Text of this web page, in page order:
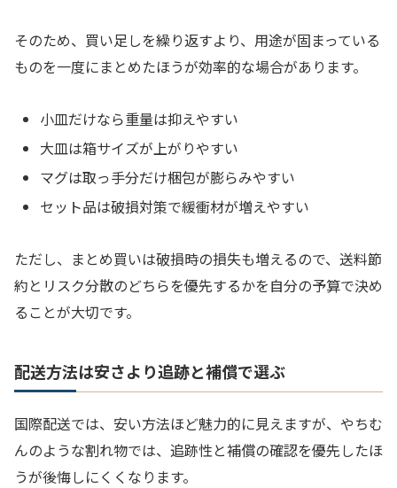
そのため、買い足しを繰り返すより、用途が固まっている
ものを一度にまとめたほうが効率的な場合があります。
小皿だけなら重量は抑えやすい
大皿は箱サイズが上がりやすい
マグは取っ手分だけ梱包が膨らみやすい
セット品は破損対策で緩衝材が増えやすい
ただし、まとめ買いは破損時の損失も増えるので、送料節
約とリスク分散のどちらを優先するかを自分の予算で決め
ることが大切です。
配送方法は安さより追跡と補償で選ぶ
国際配送では、安い方法ほど魅力的に見えますが、やちむ
んのような割れ物では、追跡性と補償の確認を優先したほ
うが後悔しにくくなります。